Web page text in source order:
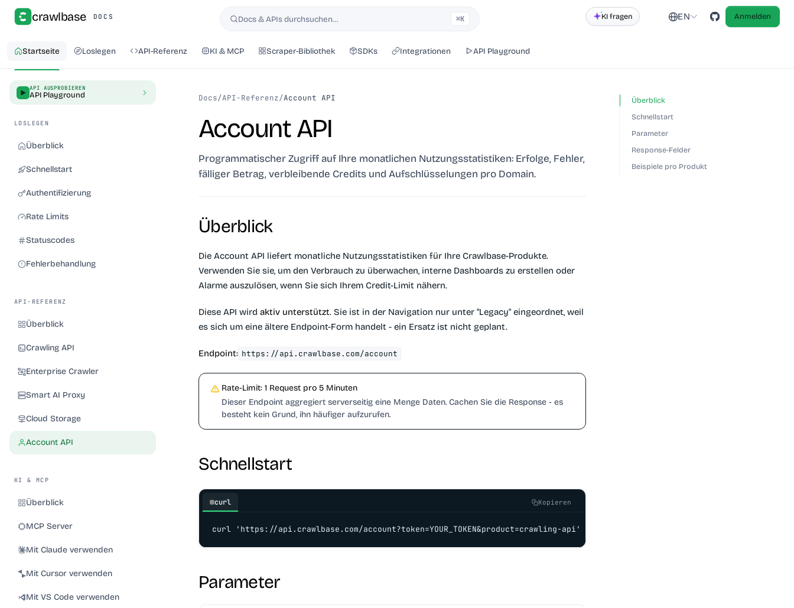
crawlbase DOCS
Suchen
Docs & APIs durchsuchen… ⌘K KI fragen EN Anmelden
Startseite Loslegen API-Referenz KI & MCP Scraper-Bibliothek SDKs Integrationen API Playground
API AUSPROBIEREN
API Playground
LOSLEGEN
Überblick
Schnellstart
Authentifizierung
Rate Limits
Statuscodes
Fehlerbehandlung
API-REFERENZ
Überblick
Crawling API
Enterprise Crawler
Smart AI Proxy
Cloud Storage
Account API
KI & MCP
Überblick
MCP Server
Mit Claude verwenden
Mit Cursor verwenden
Mit VS Code verwenden
Docs/API-Referenz/Account API
Account API
Programmatischer Zugriff auf Ihre monatlichen Nutzungsstatistiken: Erfolge, Fehler,
fälliger Betrag, verbleibende Credits und Aufschlüsselungen pro Domain.
Überblick
Die Account API liefert monatliche Nutzungsstatistiken für Ihre Crawlbase-Produkte.
Verwenden Sie sie, um den Verbrauch zu überwachen, interne Dashboards zu erstellen oder
Alarme auszulösen, wenn Sie sich Ihrem Credit-Limit nähern.
Diese API wird aktiv unterstützt. Sie ist in der Navigation nur unter "Legacy" eingeordnet, weil
es sich um eine ältere Endpoint-Form handelt - ein Ersatz ist nicht geplant.
Endpoint: https://api.crawlbase.com/account
Rate-Limit: 1 Request pro 5 Minuten
Dieser Endpoint aggregiert serverseitig eine Menge Daten. Cachen Sie die Response - es
besteht kein Grund, ihn häufiger aufzurufen.
Schnellstart
curl Kopieren
curl 'https://api.crawlbase.com/account?token=YOUR_TOKEN&product=crawling-api'
Parameter
Überblick
Schnellstart
Parameter
Response-Felder
Beispiele pro Produkt